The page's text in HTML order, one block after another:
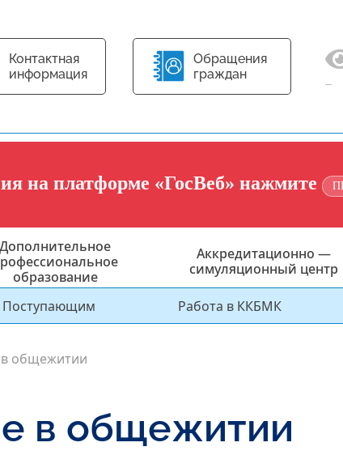
Контактная
информация
Обращения
граждан
на платформе «ГосВеб» нажмите
Дополнительное
образование
Аккредитационно —
симуляционный центр
Поступающим Работа в ККБМК
общежитии
в общежитии